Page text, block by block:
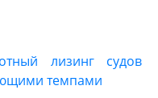
лизинг судов
темпами